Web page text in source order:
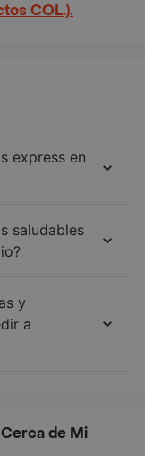
COL.).
express en
saludables
y
a
de Mi